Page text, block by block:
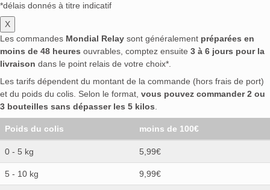
*délais donnés à titre indicatif
X
Les commandes Mondial Relay sont généralement préparées en
moins de 48 heures ouvrables, comptez ensuite 3 à 6 jours pour la
livraison dans le point relais de votre choix*.
Les tarifs dépendent du montant de la commande (hors frais de port)
et du poids du colis. Selon le format, vous pouvez commander 2 ou
3 bouteilles sans dépasser les 5 kilos
Poids du colis moins de 100€
0 - 5 kg 5,99€
5 - 10 kg 9,99€